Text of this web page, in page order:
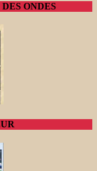
ONDES